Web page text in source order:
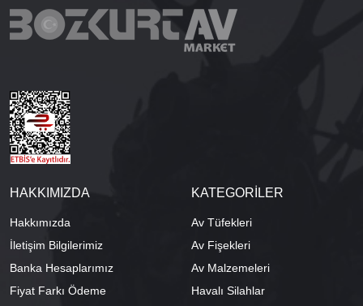
HAKKIMIZDA
Hakkımızda
İletişim Bilgilerimiz
Banka Hesaplarımız
Fiyat Farkı Ödeme
KATEGORİLER
Av Tüfekleri
Av Fişekleri
Av Malzemeleri
Havalı Silahlar